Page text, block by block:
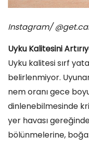
Instagram/
Uyku Kalitesini
Uyku kalitesi sırf
belirlenmiyor.
nem oranı gece
dinlenebilmesinde
yer havası
bölünmelerine,